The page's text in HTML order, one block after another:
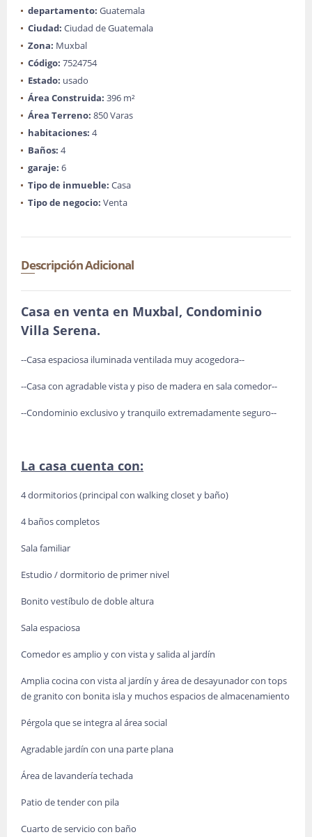
departamento: Guatemala
Ciudad: Ciudad de Guatemala
Zona: Muxbal
Código: 7524754
Estado: usado
Área Construida: 396 m²
Área Terreno: 850 Varas
habitaciones: 4
Baños: 4
garaje: 6
Tipo de inmueble: Casa
Tipo de negocio: Venta
Descripción Adicional
Casa en venta en Muxbal, Condominio
Villa Serena.
--Casa espaciosa iluminada ventilada muy acogedora--
--Casa con agradable vista y piso de madera en sala comedor--
--Condominio exclusivo y tranquilo extremadamente seguro--
La casa cuenta con:
4 dormitorios (principal con walking closet y baño)
4 baños completos
Sala familiar
Estudio / dormitorio de primer nivel
Bonito vestíbulo de doble altura
Sala espaciosa
Comedor es amplio y con vista y salida al jardín
Amplia cocina con vista al jardín y área de desayunador con tops
de granito con bonita isla y muchos espacios de almacenamiento
Pérgola que se integra al área social
Agradable jardín con una parte plana
Área de lavandería techada
Patio de tender con pila
Cuarto de servicio con baño